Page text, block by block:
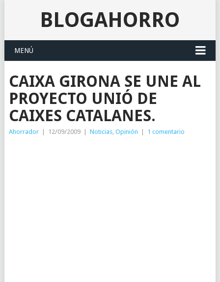
BLOGAHORRO
MENÚ
CAIXA GIRONA SE UNE AL
PROYECTO UNIÓ DE
CAIXES CATALANES.
Ahorrador 12/09/2009 Noticias, Opinión 1 comentario